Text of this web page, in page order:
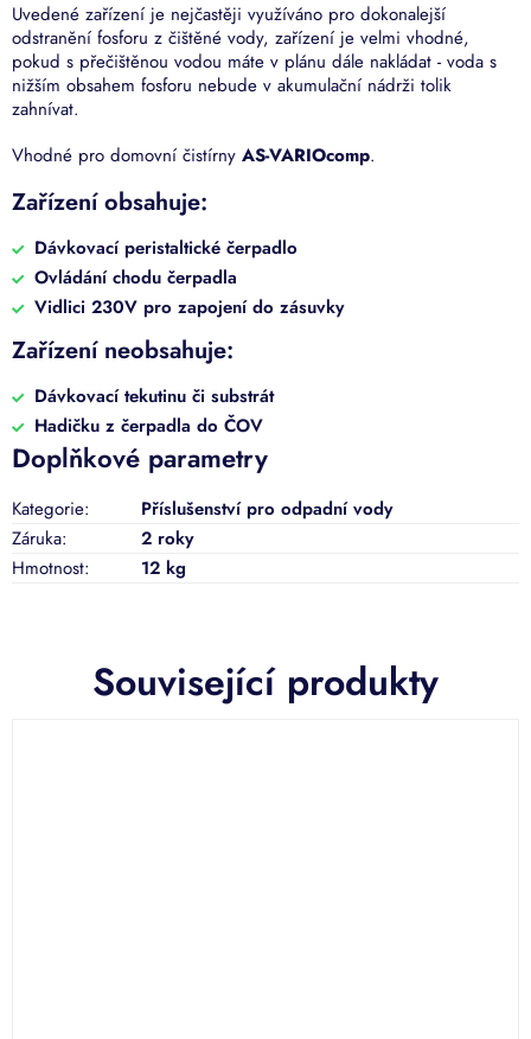
Související produkty
Uvedené zařízení je nejčastěji využíváno pro dokonalejší
odstranění fosforu z čištěné vody, zařízení je velmi vhodné,
pokud s přečištěnou vodou máte v plánu dále nakládat - voda s
nižším obsahem fosforu nebude v akumulační nádrži tolik
zahnívat.
Vhodné pro domovní čistírny AS-VARIOcomp.
Zařízení obsahuje:
Dávkovací peristaltické čerpadlo
Ovládání chodu čerpadla
Vidlici 230V pro zapojení do zásuvky
Zařízení neobsahuje:
Dávkovací tekutinu či substrát
Hadičku z čerpadla do ČOV
Doplňkové parametry
Kategorie:
Příslušenství pro odpadní vody
Záruka:
2 roky
Hmotnost: 12 kg